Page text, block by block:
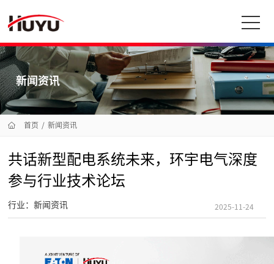
新闻资讯
首页 / 新闻资讯
共话新型配电系统未来，环宇电气深度
参与行业技术论坛
行业：新闻资讯 2025-11-24